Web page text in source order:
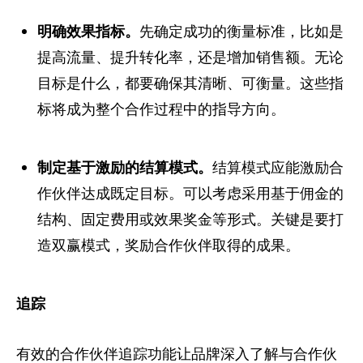
明确效果指标。 先确定成功的衡量标准，比如是
提高流量、提升转化率，还是增加销售额。无论
目标是什么，都要确保其清晰、可衡量。这些指
标将成为整个合作过程中的指导方向。
制定基于激励的结算模式。 结算模式应能激励合
作伙伴达成既定目标。可以考虑采用基于佣金的
结构、固定费用或效果奖金等形式。关键是要打
造双赢模式，奖励合作伙伴取得的成果。
追踪
有效的合作伙伴追踪功能让品牌深入了解与合作伙